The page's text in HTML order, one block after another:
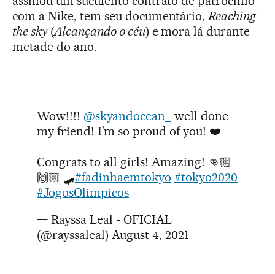
com a Nike, tem seu documentário,Reaching
the sky (Alcançando o céu) e mora lá durante
metade do ano.
Wow!!!! @skyandocean_
well done
my friend! I’m so proud of you! ❤️
Congrats to all girls! Amazing! 👊🏼
🙌🏻 🛹#fadinhaemtokyo #tokyo2020
#JogosOlimpicos
— Rayssa Leal - OFICIAL
(@rayssaleal) August 4, 2021